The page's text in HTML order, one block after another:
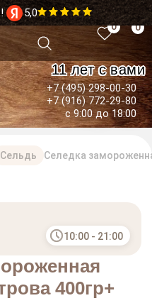
5,0
11 лет с вами
+7 (495) 298-00-30
+7 (916) 772-29-80
с 9:00 до 18:00
0 0
Сельдь Селедка
400гр+
10:00 - 21:00